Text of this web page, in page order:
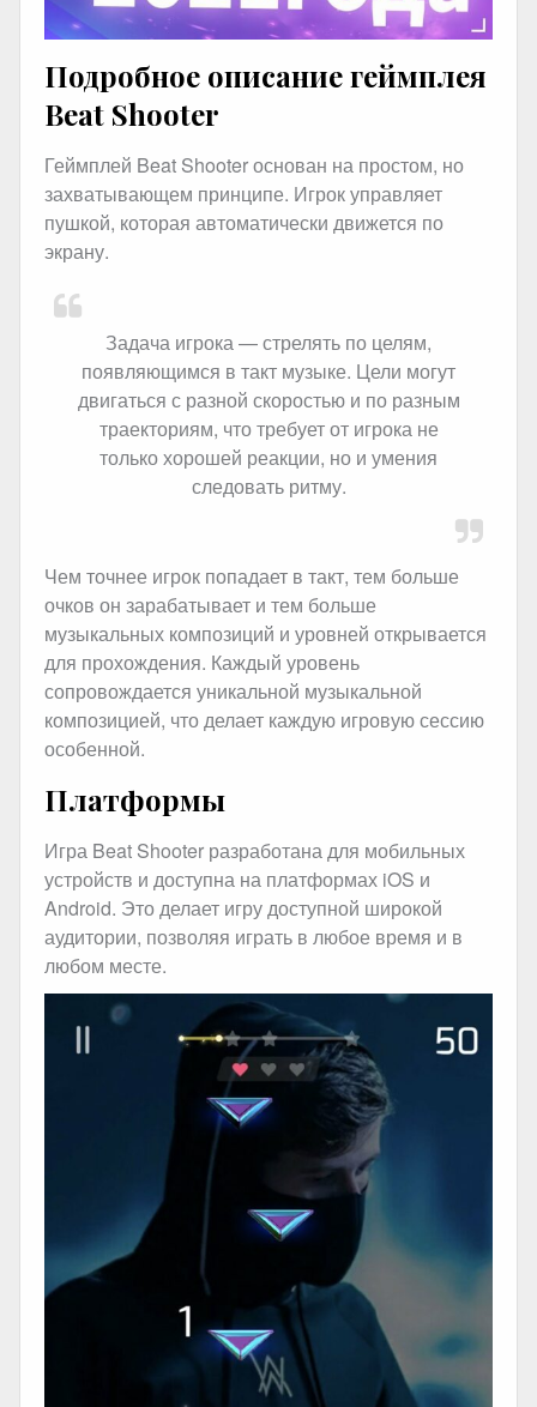
Подробное описание геймплея
Beat Shooter
Геймплей Beat Shooter основан на простом, но
захватывающем принципе. Игрок управляет
пушкой, которая автоматически движется по
экрану.
Задача игрока — стрелять по целям,
появляющимся в такт музыке. Цели могут
двигаться с разной скоростью и по разным
траекториям, что требует от игрока не
только хорошей реакции, но и умения
следовать ритму.
Чем точнее игрок попадает в такт, тем больше
очков он зарабатывает и тем больше
музыкальных композиций и уровней открывается
для прохождения. Каждый уровень
сопровождается уникальной музыкальной
композицией, что делает каждую игровую сессию
особенной.
Платформы
Игра Beat Shooter разработана для мобильных
устройств и доступна на платформах iOS и
Android. Это делает игру доступной широкой
аудитории, позволяя играть в любое время и в
любом месте.